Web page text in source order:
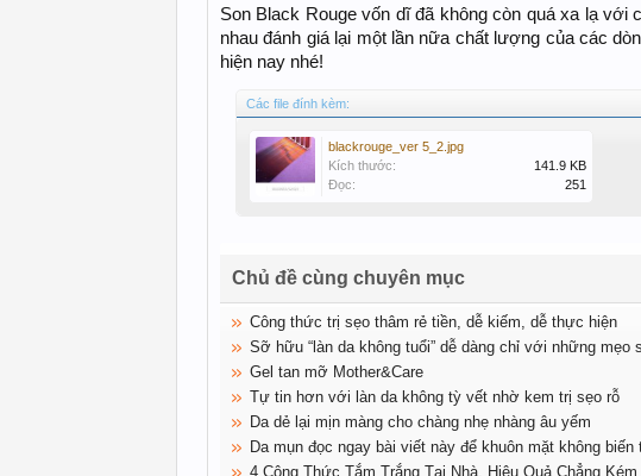
Son Black Rouge vốn dĩ đã không còn quá xa lạ với
nhau đánh giá lại một lần nữa chất lượng của các
hiện nay nhé!
Các file đính kèm:
blackrouge_ver 5_2.jpg
Kích thước:
141.9 KB
Đọc:
251
Chủ đề cùng chuyên mục
Công thức trị sẹo thâm rẻ tiền, dễ kiếm, dễ thực hiện
Sỡ hữu “làn da không tuổi” dễ dàng chỉ với những mẹo
Gel tan mỡ Mother&Care
Tự tin hơn với làn da không tỳ vết nhờ kem trị sẹo rỗ
Da dẻ lại mịn màng cho chàng nhẹ nhàng âu yếm
Da mụn đọc ngay bài viết này để khuôn mặt không biến
4 Công Thức Tắm Trắng Tại Nhà, Hiệu Quả Chẳng